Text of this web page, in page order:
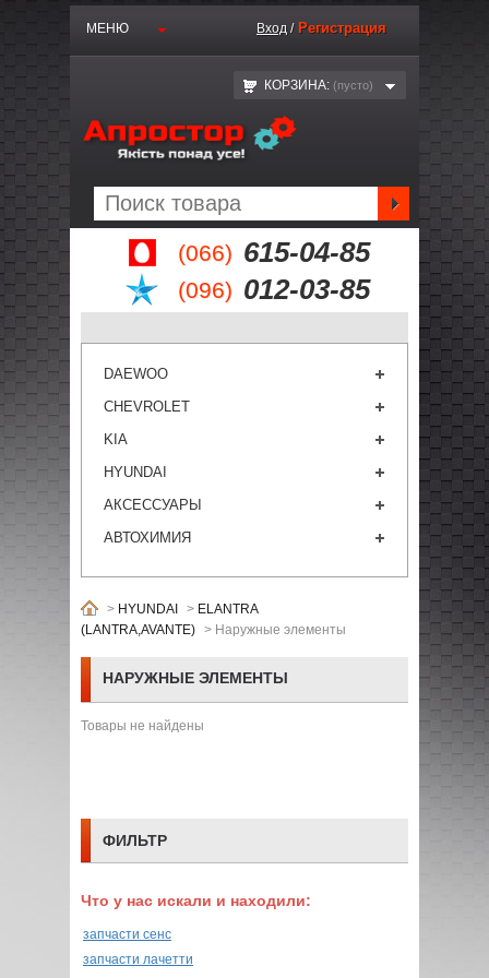
(066) 615-04-85
(096) 012-03-85
МЕНЮ Вход / Регистрация
КОРЗИНА: (пустo)
DAEWOO
CHEVROLET
KIA
HYUNDAI
АКСЕССУАРЫ
АВТОХИМИЯ
> HYUNDAI > ELANTRA
(LANTRA,AVANTE) > Наружные элементы
НАРУЖНЫЕ ЭЛЕМЕНТЫ
Товары не найдены
ФИЛЬТР
Что у нас искали и находили:
запчасти сенс
запчасти лачетти